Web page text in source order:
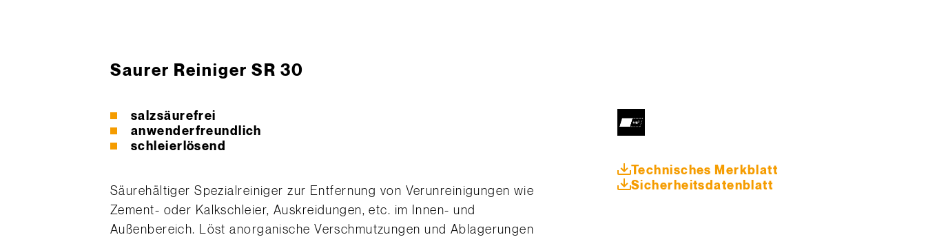
Saurer Reiniger SR 30
salzsäurefrei
anwenderfreundlich
schleierlösend
Säurehältiger Spezialreiniger zur Entfernung von Verunreinigungen wie
Zement- oder Kalkschleier, Auskreidungen, etc. im Innen- und
Außenbereich. Löst anorganische Verschmutzungen und Ablagerungen
Technisches Merkblatt
Sicherheitsdatenblatt